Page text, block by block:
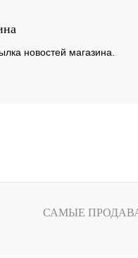
К
новостей магазина.
САМЫЕ